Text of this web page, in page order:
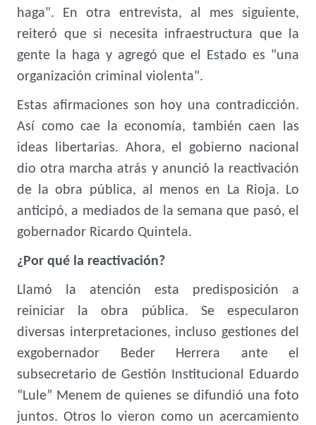
haga". En otra entrevista, al mes siguiente,
reiteró que si necesita infraestructura que la
gente la haga y agregó que el Estado es "una
organización criminal violenta".
Estas afirmaciones son hoy una contradicción.
Así como cae la economía, también caen las
ideas libertarias. Ahora, el gobierno nacional
dio otra marcha atrás y anunció la reactivación
de la obra pública, al menos en La Rioja. Lo
anticipó, a mediados de la semana que pasó, el
gobernador Ricardo Quintela.
¿Por qué la reactivación?
Llamó la atención esta predisposición a
reiniciar la obra pública. Se especularon
diversas interpretaciones, incluso gestiones del
exgobernador Beder Herrera ante el
subsecretario de Gestión Institucional Eduardo
“Lule” Menem de quienes se difundió una foto
juntos. Otros lo vieron como un acercamiento